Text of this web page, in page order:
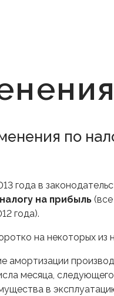
по
года в
на прибыль
года).
на некоторых из
амортизации
месяца,
в